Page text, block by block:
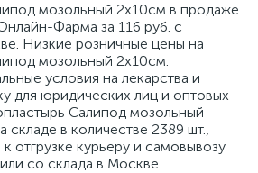
мозольный 2х10см в продаже
Фарма за 116 руб. с
Низкие розничные цены на
мозольный 2х10см.
условия на лекарства и
для юридических лиц и оптовых
Салипод мозольный
складе в количестве 2389 шт.,
отгрузке курьеру и самовывозу
со склада в Москве.